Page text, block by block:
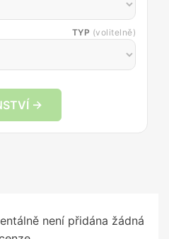
TYP (volitelně)
→
není přidána žádná